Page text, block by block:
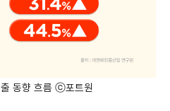
동향 흐름 ⓒ포트원